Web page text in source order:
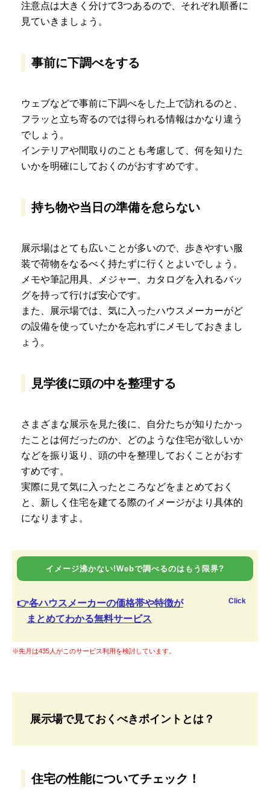
注意点は大きく分けて3つあるので、それぞれ順番に
見ていきましょう。
事前に下調べをする
ウェブなどで事前に下調べをした上で訪れるのと、
フラッと立ち寄るのでは得られる情報はかなり違う
でしょう。
インテリアや間取りのことも考慮して、何を知りた
いかを明確にしておくのがおすすめです。
持ち物や当日の準備を怠らない
展示場はとても広いことが多いので、歩きやすい服
装で荷物をなるべく持たずに行くとよいでしょう。
メモや筆記用具、メジャー、カタログを入れるバッ
グを持って行けば安心です。
また、展示場では、気に入ったハウスメーカーがど
の設備を使っていたかを忘れずにメモしておきまし
ょう。
見学後に頭の中を整理する
さまざまな展示を見た後に、自分たちが知りたかっ
たことは何だったのか、どのような住宅が欲しいか
などを振り返り、頭の中を整理しておくことがおす
すめです。
実際に見て気に入ったところなどをまとめておく
と、新しく住宅を建てる際のイメージがより具体的
になりますよ。
イメージ沸かない!Webで調べるのはもう限界?
👉各ハウスメーカーの価格帯や特徴が
まとめてわかる無料サービス
Click
※先月は435人がこのサービス利用を検討しています。
展示場で見ておくべきポイントとは？
住宅の性能についてチェック！